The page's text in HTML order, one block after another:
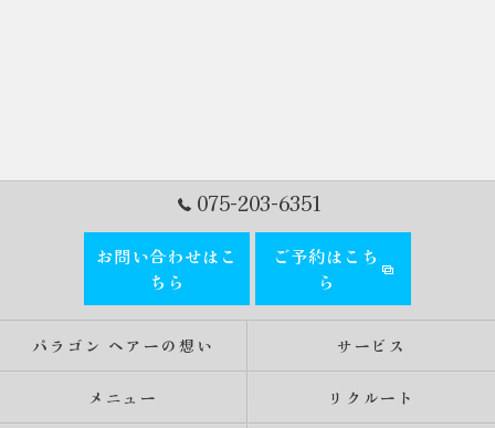
075-203-6351
お問い合わせはこ
ちら
ご予約はこち
ら
パラゴン ヘアーの想い サービス
メニュー リクルート